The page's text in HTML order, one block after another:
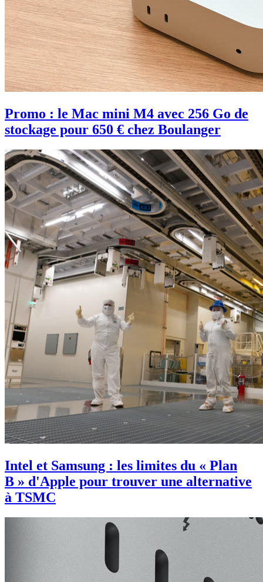
Promo : le Mac mini M4 avec 256 Go de
stockage pour 650 € chez Boulanger
Intel et Samsung : les limites du « Plan
B » d'Apple pour trouver une alternative
à TSMC